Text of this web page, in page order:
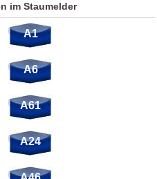
im Staumelder
A1
A6
A61
A24